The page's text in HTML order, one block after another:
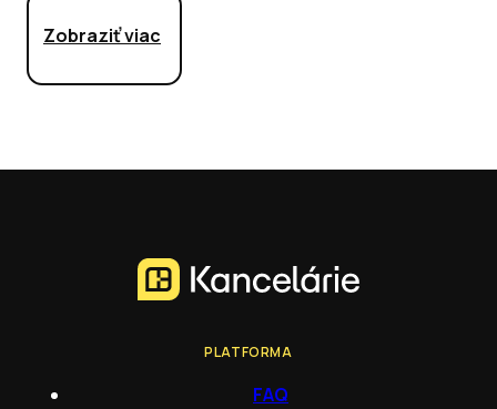
Zobraziť viac
PLATFORMA
FAQ